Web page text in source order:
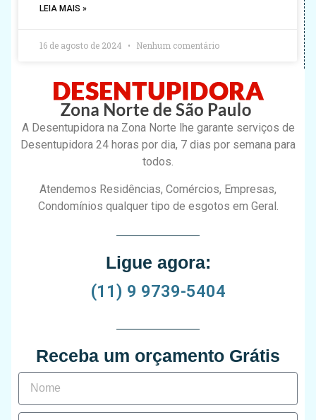
LEIA MAIS »
16 de agosto de 2024 Nenhum comentário
A Desentupidora na Zona Norte lhe garante serviços de
Desentupidora 24 horas por dia, 7 dias por semana para
todos.
Atendemos Residências, Comércios, Empresas,
Condomínios qualquer tipo de esgotos em Geral.
Ligue agora:
(11) 9 9739-5404
Receba um orçamento Grátis